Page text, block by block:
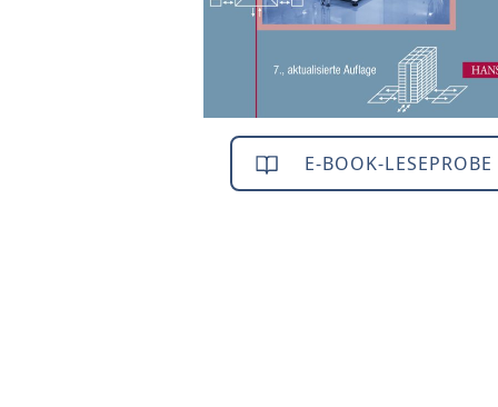
E-BOOK-LESEPROBE